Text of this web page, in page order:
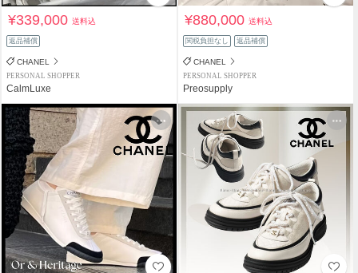
¥339,000送料込
返品補償
CHANEL
PERSONAL SHOPPER
CalmLuxe
¥880,000送料込
関税負担なし 返品補償
CHANEL
PERSONAL SHOPPER
Preosupply